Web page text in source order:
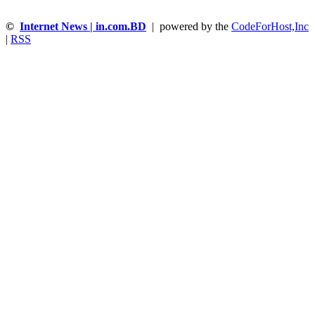
© Internet News | in.com.BD | powered by the CodeForHost,Inc
| RSS